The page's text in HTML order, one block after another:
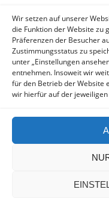
Wir setzen auf unserer
die Funktion der Website zu
Präferenzen der Besucher
Zustimmungsstatus zu
unter „Einstellungen
entnehmen. Insoweit wir
für den Betrieb der Website
wir hierfür auf der
— Read More
Picassomedia